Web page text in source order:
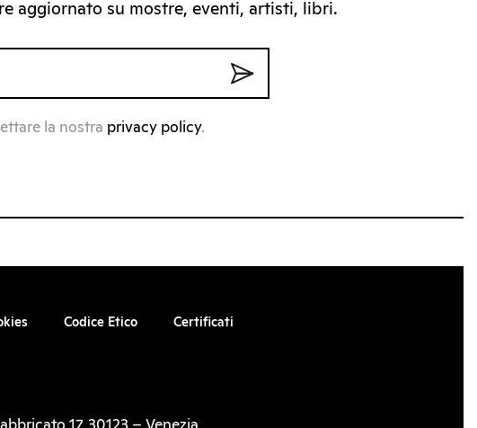
aggiornato su mostre, eventi, artisti, libri.
la nostra privacy policy.
Codice Etico Certificati